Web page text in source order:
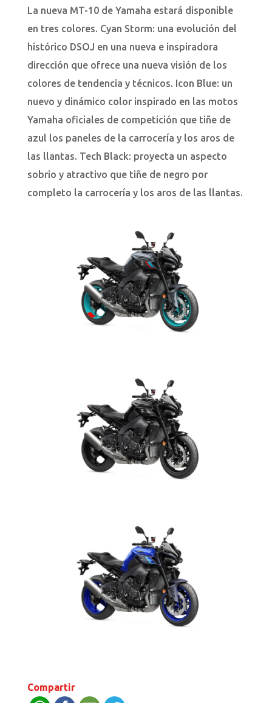
La nueva MT-10 de Yamaha estará disponible
en tres colores. Cyan Storm: una evolución del
histórico DSOJ en una nueva e inspiradora
dirección que ofrece una nueva visión de los
colores de tendencia y técnicos. Icon Blue: un
nuevo y dinámico color inspirado en las motos
Yamaha oficiales de competición que tiñe de
azul los paneles de la carrocería y los aros de
las llantas. Tech Black: proyecta un aspecto
sobrio y atractivo que tiñe de negro por
completo la carrocería y los aros de las llantas.
Compartir